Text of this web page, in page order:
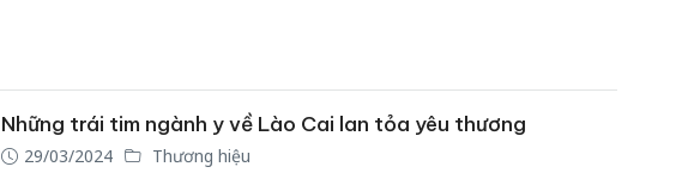
Những trái tim ngành y về Lào Cai lan tỏa yêu thương
29/03/2024 Thương hiệu